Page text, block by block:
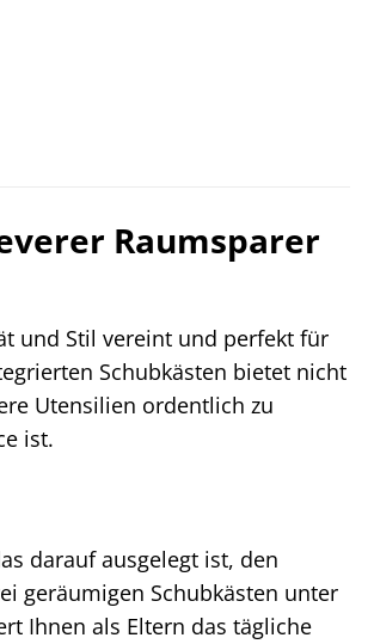
Raumsparer
und Stil vereint und perfekt für
Schubkästen bietet nicht
Utensilien ordentlich zu
ist.
darauf ausgelegt ist, den
geräumigen Schubkästen unter
Ihnen als Eltern das tägliche